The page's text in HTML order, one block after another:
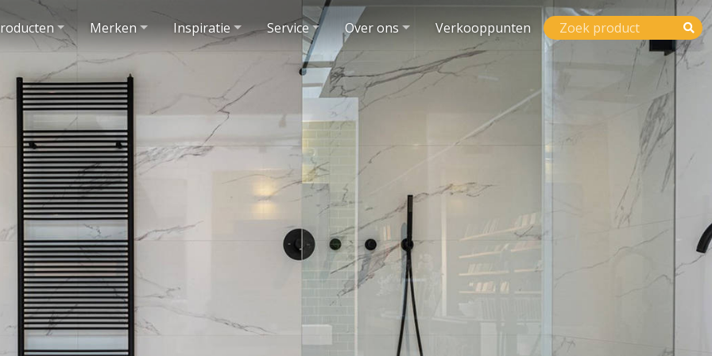
Merken Inspiratie Service Over ons Verkooppunten